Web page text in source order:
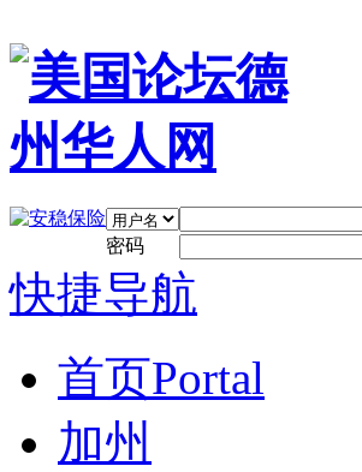
密码
快捷导航
首页Portal
加州